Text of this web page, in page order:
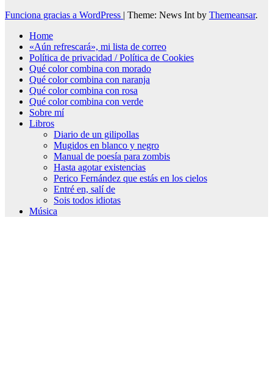
Funciona gracias a WordPress | Theme: News Int by Themeansar.
Home
«Aún refrescará», mi lista de correo
Política de privacidad / Política de Cookies
Qué color combina con morado
Qué color combina con naranja
Qué color combina con rosa
Qué color combina con verde
Sobre mí
Libros
Diario de un gilipollas
Mugidos en blanco y negro
Manual de poesía para zombis
Hasta agotar existencias
Perico Fernández que estás en los cielos
Entré en, salí de
Sois todos idiotas
Música